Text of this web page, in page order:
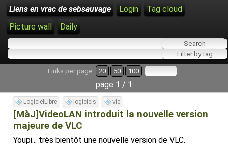
Liens en vrac de sebsauvage Login
Tag cloud
Picture wall
Daily
Links per page: 20 50 100
page 1 / 1
LogicielLibre logiciels vlc
[MàJ]VideoLAN introduit la nouvelle version
majeure de VLC
Youpi... très bientôt une nouvelle version de VLC.